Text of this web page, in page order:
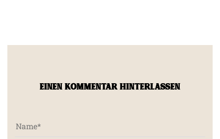
EINEN KOMMENTAR HINTERLASSEN